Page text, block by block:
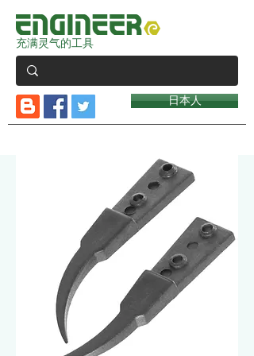
充满灵气的工具
日本人